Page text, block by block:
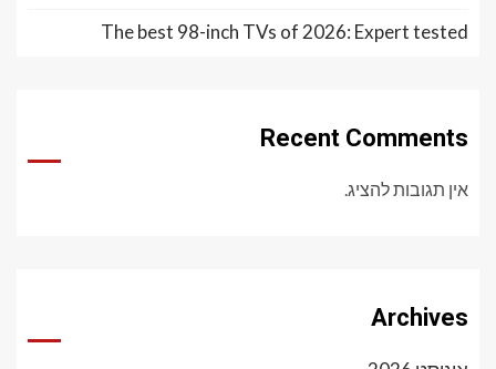
The best 98-inch TVs of 2026: Expert tested
Recent Comments
אין תגובות להציג.
Archives